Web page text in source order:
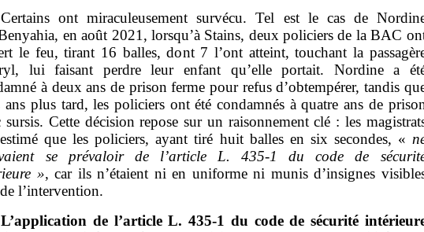
Certains ont miraculeusement survécu. Tel est le cas de
en août 2021, lorsqu’à Stains, deux policiers de la BAC
le feu, tirant 16 balles, dont 7 l’ont atteint, touchant la
lui faisant perdre leur enfant qu’elle portait. Nordine a
à deux ans de prison ferme pour refus d’obtempérer, tandis
ans plus tard, les policiers ont été condamnés à quatre ans de
sursis. Cette décision repose sur un raisonnement clé : les
que les policiers, ayant tiré huit balles en six secondes, «
se prévaloir de l’article L.
435‑1 du code de
», car ils n’étaient ni en uniforme ni munis d’insignes
l’intervention.
L’application de l’article L. 435‑1 du code de sécurité